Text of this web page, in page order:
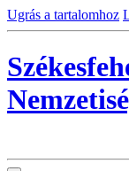
Ugrás a tartalomhoz